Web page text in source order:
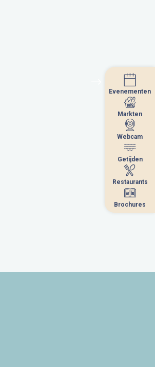
Evenementen
Markten
Webcam
Getijden
Restaurants
Brochures